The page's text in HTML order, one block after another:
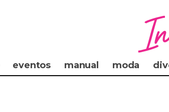
eventos manual moda